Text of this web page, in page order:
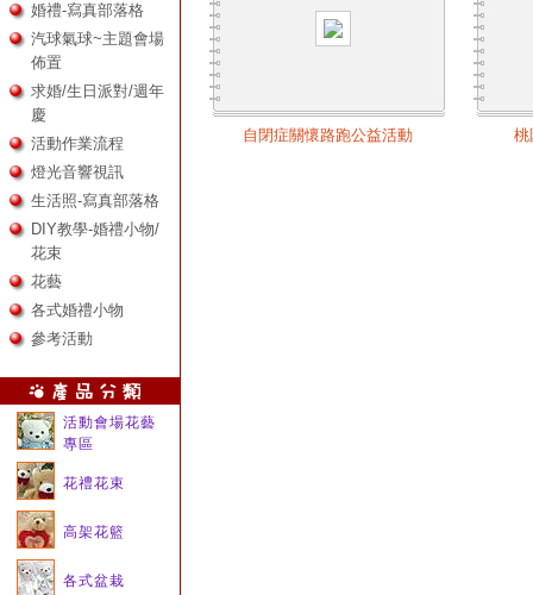
婚禮-寫真部落格
汽球氣球~主題會場
佈置
求婚/生日派對/週年
慶
活動作業流程
燈光音響視訊
生活照-寫真部落格
DIY教學-婚禮小物/
花束
花藝
各式婚禮小物
參考活動
活動會場花藝
專區
花禮花束
高架花籃
各式盆栽
自閉症關懷路跑公益活動 桃